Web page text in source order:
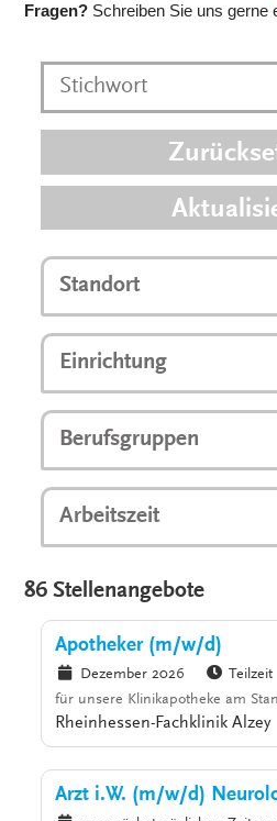
Fragen? Schreiben Sie uns gerne
Standort
Einrichtung
Berufsgruppen
Arbeitszeit
86 Stellenangebote
Apotheker (m/w/d)
Dezember 2026 Teilzeit
für unsere Klinikapotheke am
Rheinhessen-Fachklinik Alzey
Arzt i.W. (m/w/d)